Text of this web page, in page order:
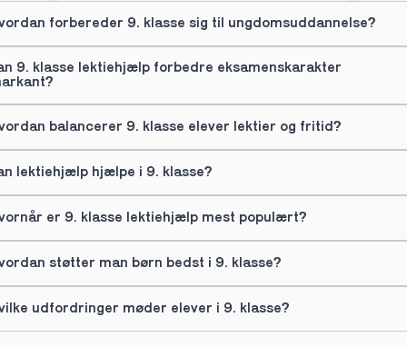
forbereder 9. klasse sig til ungdomsuddannelse?
9. klasse lektiehjælp forbedre eksamenskarakter
balancerer 9. klasse elever lektier og fritid?
lektiehjælp hjælpe i 9. klasse?
er 9. klasse lektiehjælp mest populært?
støtter man børn bedst i 9. klasse?
udfordringer møder elever i 9. klasse?